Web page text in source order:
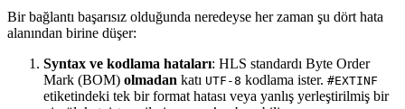
Bir bağlantı başarısız olduğunda neredeyse her zaman şu dört hata
alanından birine düşer:
Syntax ve kodlama hataları: HLS standardı Byte Order
Mark (BOM) olmadan katı UTF-8 kodlama ister. #EXTINF
etiketindeki tek bir format hatası veya yanlış yerleştirilmiş bir